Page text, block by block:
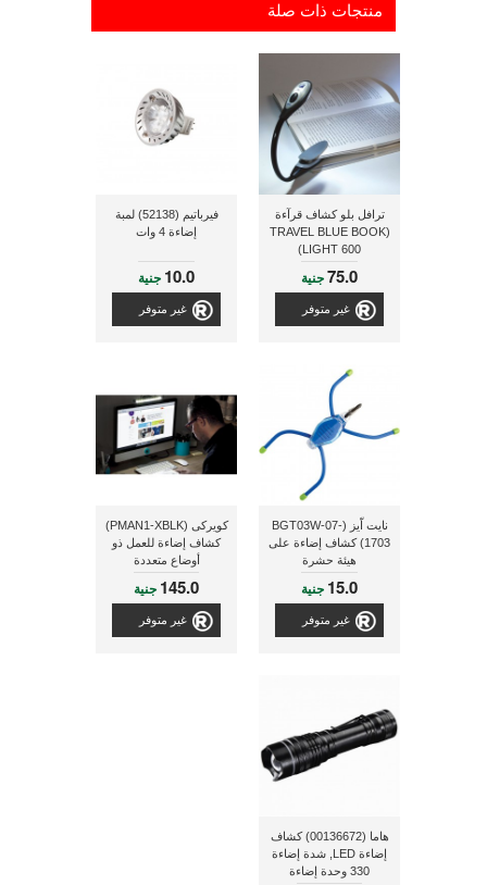
منتجات ذات صلة
ترافل بلو كشاف قرآءة
(TRAVEL BLUE BOOK
LIGHT 600)
75.0جنية
غير متوفر
فيرباتيم (52138) لمبة
إضاءة 4 وات
10.0 جنية
غير متوفر
نايت اّيز (BGT03W-07-
1703) كشاف إضاءة على
هيئة حشرة
15.0 جنية
غير متوفر
كويركى (PMAN1-XBLK)
كشاف إضاءة للعمل ذو
أوضاع متعددة
145.0 جنية
غير متوفر
هاما (00136672) كشاف
إضاءة LED, شدة إضاءة
330 وحدة إضاءة